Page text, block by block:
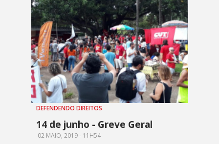
DEFENDENDO DIREITOS
14 de junho - Greve Geral
02 MAIO, 2019 - 11H54